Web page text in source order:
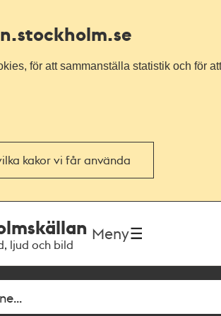
.stockholm.se
för att sammanställa statistik och för
kakor vi får använda
ljud och bild
Meny